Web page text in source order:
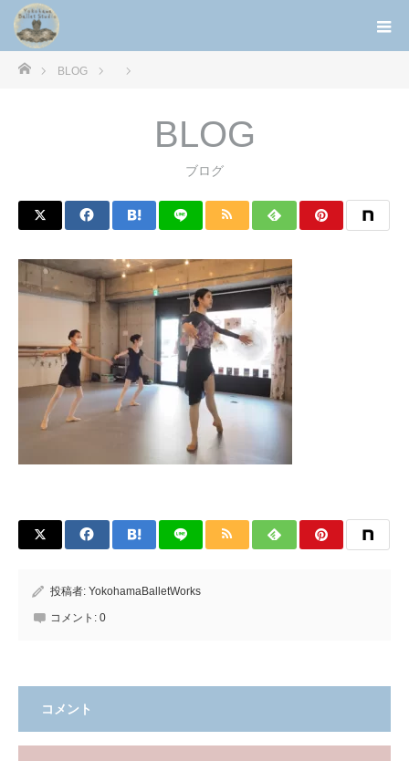
ホームBLOG
BLOG
ブログ
投稿者: YokohamaBalletWorks
コメント: 0
コメント